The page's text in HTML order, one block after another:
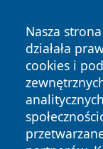
Nasza
działała
cookies i
Copyright © 2026
zastrzeżone.